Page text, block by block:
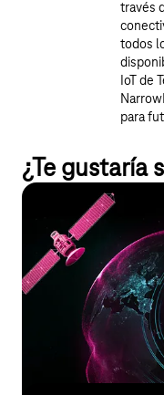
través
todos
IoT de
para
¿Te gustaría
Conectividad IoT
Una conectividad IoT
entre plataformas,
permite un control
seguridad. Podrás
eficiente e